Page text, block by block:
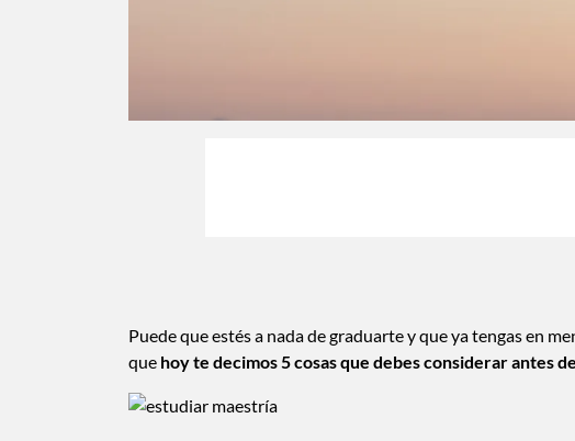
Puede que estés a nada de graduarte y que ya tengas en
que hoy te decimos 5 cosas que debes considerar antes